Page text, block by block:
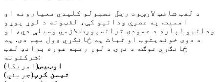
د لفټ شافټ لارښود ریل نصبولو کلیدي معیارونه او
اهمیت. په عصري ودانیو کې، لفټونه د لوړ پوړو
ودانیو لپاره د عمودی ترانسپورت لازمي وسیلې دي، او
د دوی خوندیتوب او ثبات په ځانګړي ډول مهم دی. په
ځانګړي توګه د نړۍ د لوړ رتبه غوره برانډ لفټ
شرکتونه:
اوټیس(امریکا)
تیسن کرپ(جرمني)